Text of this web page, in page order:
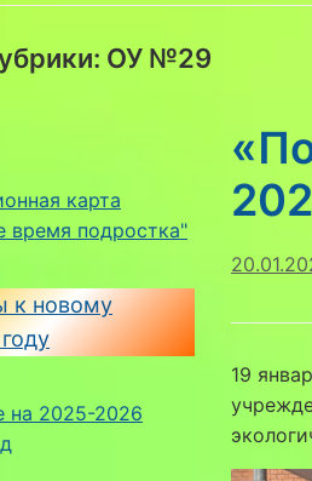
ОУ №29
карта
время подростка"
к новому
на 2025-2026
19